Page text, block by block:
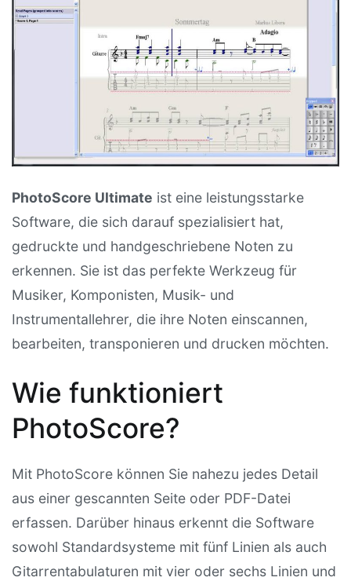
PhotoScore Ultimate ist eine leistungsstarke
Software, die sich darauf spezialisiert hat,
gedruckte und handgeschriebene Noten zu
erkennen. Sie ist das perfekte Werkzeug für
Musiker, Komponisten, Musik- und
Instrumentallehrer, die ihre Noten einscannen,
bearbeiten, transponieren und drucken möchten.
Wie funktioniert
PhotoScore?
Mit PhotoScore können Sie nahezu jedes Detail
aus einer gescannten Seite oder PDF-Datei
erfassen. Darüber hinaus erkennt die Software
sowohl Standardsysteme mit fünf Linien als auch
Gitarrentabulaturen mit vier oder sechs Linien und